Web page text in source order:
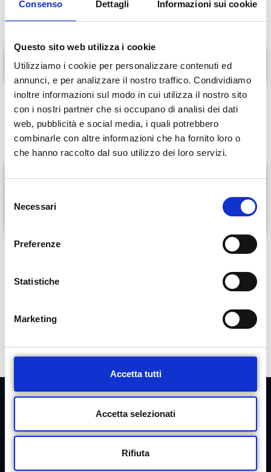
Consenso Dettagli Informazioni sui cookie
Questo sito web utilizza i cookie
Utilizziamo i cookie per personalizzare contenuti ed
annunci, e per analizzare il nostro traffico. Condividiamo
inoltre informazioni sul modo in cui utilizza il nostro sito
con i nostri partner che si occupano di analisi dei dati
web, pubblicità e social media, i quali potrebbero
combinarle con altre informazioni che ha fornito loro o
che hanno raccolto dal suo utilizzo dei loro servizi.
Necessari
Preferenze
Statistiche
Marketing
Accetta tutti
Accetta selezionati
Rifiuta
Servizi offerti
Visita senologica
Diagnosi ecografica delle malattie del seno
Check up oncologico patologie tumorali di altri organi (tiroide,
addome, linfonodi, ecc..)